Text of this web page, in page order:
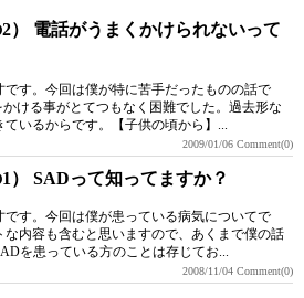
） 電話がうまくかけられないって
す。今回は僕が特に苦手だったものの話で
ける事がとてつもなく困難でした。過去形な
いるからです。【子供の頃から】...
2009/01/06 Comment(0)
） SADって知ってますか？
す。今回は僕が患っている病気についてで
内容も含むと思いますので、あくまで僕の話
を患っている方のことは存じてお...
2008/11/04 Comment(0)